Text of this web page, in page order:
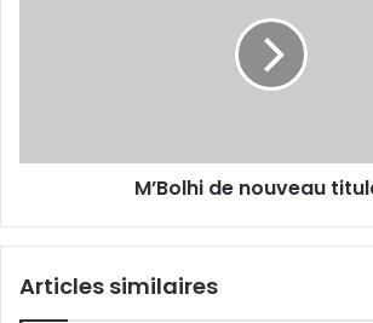
M’Bolhi de nouveau
Articles similaires